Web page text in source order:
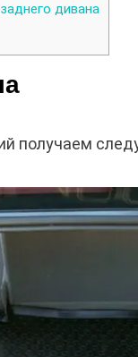
дивана
получаем